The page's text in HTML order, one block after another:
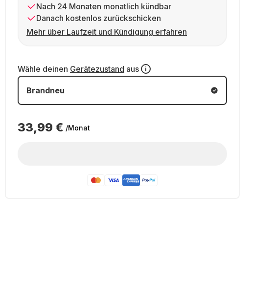
Nach 24 Monaten monatlich kündbar
Danach kostenlos zurückschicken
Mehr über Laufzeit und Kündigung erfahren
Wähle deinen Gerätezustand aus
Brandneu
33,99 € /Monat